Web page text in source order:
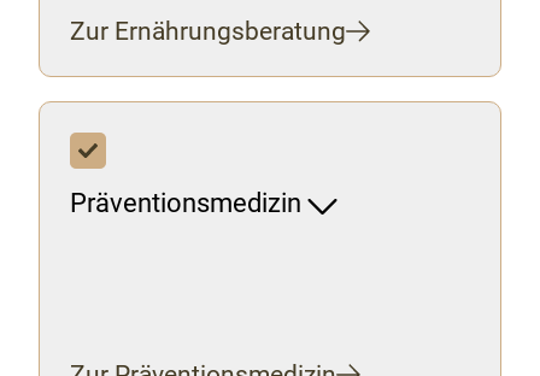
Zur Ernährungsberatung
Präventionsmedizin